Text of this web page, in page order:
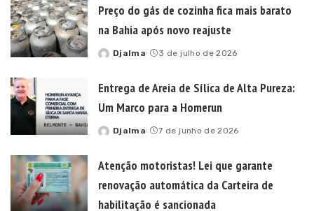
Preço do gás de cozinha fica mais barato
na Bahia após novo reajuste
Posted
Djalma 3 de julho de 2026
Entrega de Areia de Sílica de Alta Pureza:
Um Marco para a Homerun
Posted
Djalma 7 de junho de 2026
Atenção motoristas! Lei que garante
renovação automática da Carteira de
habilitação é sancionada